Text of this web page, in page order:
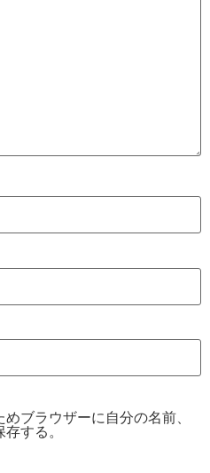
ブラウザーに自分の名前、
する。